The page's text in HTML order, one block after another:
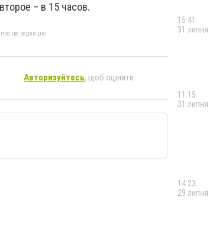
– в 15 часов.
це редакцію
Авторизуйтесь, щоб оцінити
15:41
31 липня
11:15
31 липня
14:23
29 липня